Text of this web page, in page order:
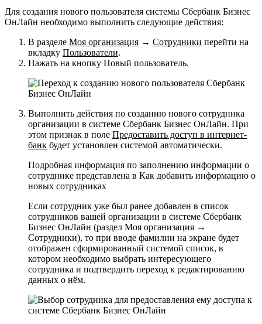
Для создания нового пользователя системы Сбербанк Бизнес
ОнЛайн необходимо выполнить следующие действия:
В разделе Моя организация → Сотрудники перейти на
вкладку Пользователи.
Нажать на кнопку Новый пользователь.
Выполнить действия по созданию нового сотрудника
организации в системе Сбербанк Бизнес ОнЛайн. При
этом признак в поле Предоставить доступ в интернет-
банк будет установлен системой автоматически.
Подробная информация по заполнению информации о
сотруднике представлена в Как добавить информацию о
новых сотрудниках
Если сотрудник уже был ранее добавлен в список
сотрудников вашей организации в системе Сбербанк
Бизнес ОнЛайн (раздел Моя организация →
Сотрудники), то при вводе фамилии на экране будет
отображен сформированный системой список, в
котором необходимо выбрать интересующего
сотрудника и подтвердить переход к редактированию
данных о нём.